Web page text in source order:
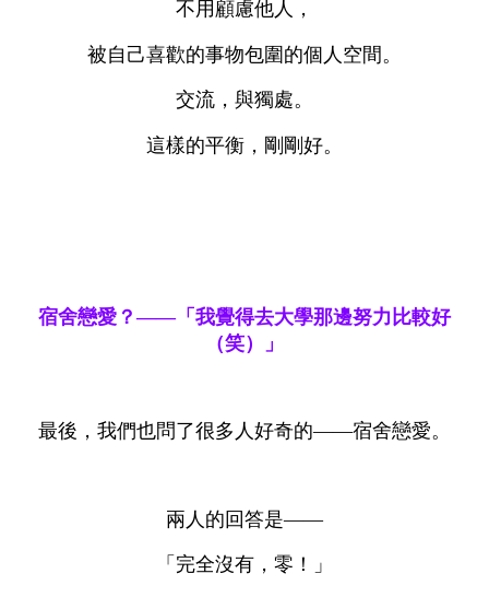
不用顧慮他人，
被自己喜歡的事物包圍的個人空間。
交流，與獨處。
這樣的平衡，剛剛好。
宿舍戀愛？——「我覺得去大學那邊努力比較好
（笑）」
最後，我們也問了很多人好奇的——宿舍戀愛。
兩人的回答是——
「完全沒有，零！」